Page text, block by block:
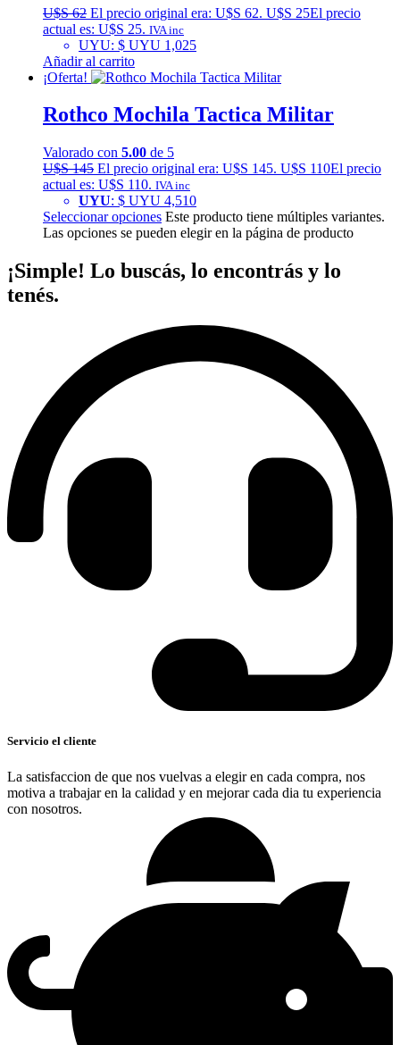
U$S62 El precio original era: U$S 62. U$S 25El precio
actual es: U$S 25. IVA inc
UYU: $ UYU 1,025
Añadir al carrito
¡Oferta!
Rothco Mochila Tactica Militar
Valorado con 5.00 de 5
U$S145 El precio original era: U$S 145. U$S 110El precio
actual es: U$S 110. IVA inc
UYU: $ UYU 4,510
Seleccionar opciones Este producto tiene múltiples variantes.
Las opciones se pueden elegir en la página de producto
¡Simple! Lo buscás, lo encontrás y lo
tenés.
Servicio el cliente
La satisfaccion de que nos vuelvas a elegir en cada compra, nos
motiva a trabajar en la calidad y en mejorar cada dia tu experiencia
con nosotros.